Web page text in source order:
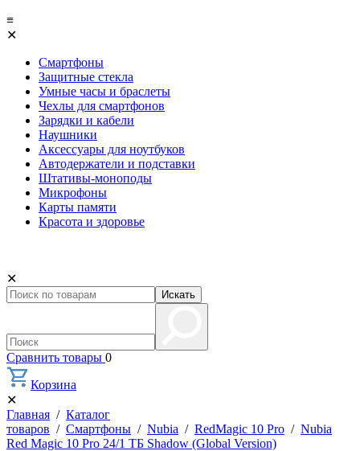
≡
✕
Смартфоны
Защитные стекла
Умные часы и браслеты
Чехлы для смартфонов
Зарядки и кабели
Наушники
Аксессуары для ноутбуков
Автодержатели и подставки
Штативы-моноподы
Микрофоны
Карты памяти
Красота и здоровье
✕
Искать
Сравнить товары 0
Корзина
✕
Главная / Каталог
товаров / Смартфоны / Nubia / RedMagic 10 Pro / Nubia
Red Magic 10 Pro 24/1 ТБ Shadow (Global Version)